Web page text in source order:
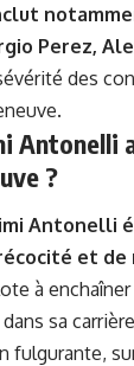
Perez,
des
?
Antonelli
et
à
sa
fulgurante,